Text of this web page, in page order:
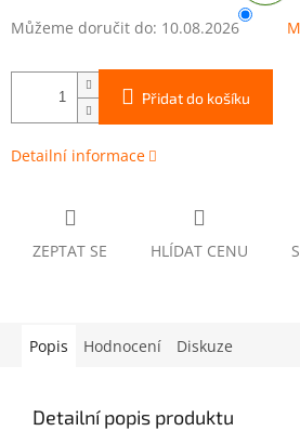
Můžeme doručit do: 10.08.2026
Přidat do košíku
Detailní informace
ZEPTAT SE HLÍDAT CENU
Popis Hodnocení Diskuze
Detailní popis produktu